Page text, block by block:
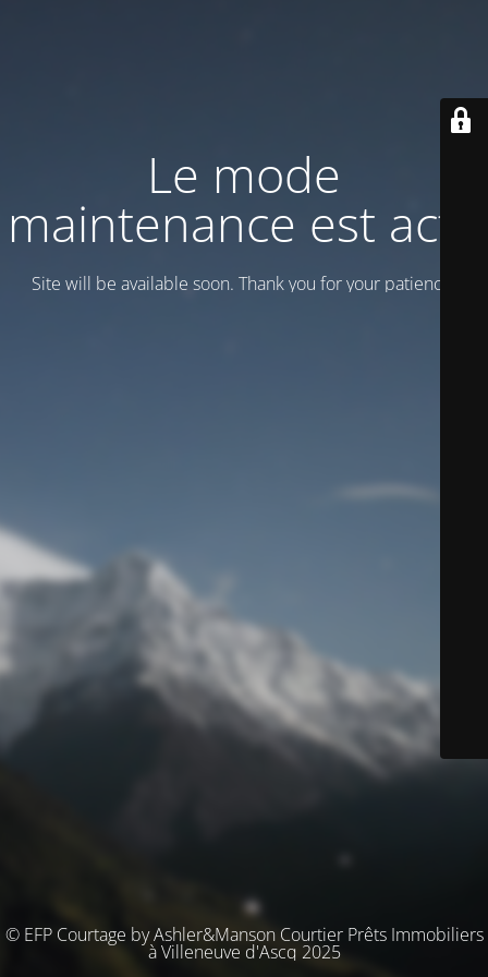
Le mode
maintenance est actif
Site will be available soon. Thank you for your patience!
© EFP Courtage by Ashler&Manson Courtier Prêts Immobiliers
à Villeneuve d'Ascq 2025